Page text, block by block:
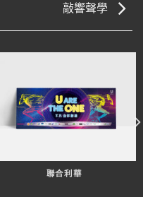
敲響聲學
聯合利華